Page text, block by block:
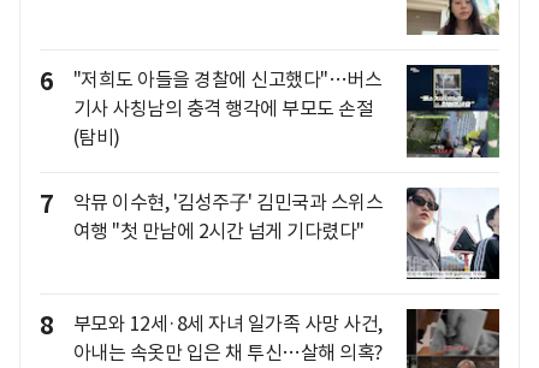
6
"저희도 아들을 경찰에 신고했다"…버스
기사 사칭남의 충격 행각에 부모도 손절
(탐비)
7
악뮤 이수현, '김성주子' 김민국과 스위스
여행 "첫 만남에 2시간 넘게 기다렸다"
8
부모와 12세·8세 자녀 일가족 사망 사건,
아내는 속옷만 입은 채 투신…살해 의혹?